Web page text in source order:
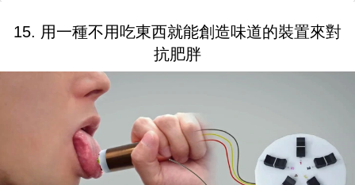
15. 用一種不用吃東西就能創造味道的裝置來對
抗肥胖